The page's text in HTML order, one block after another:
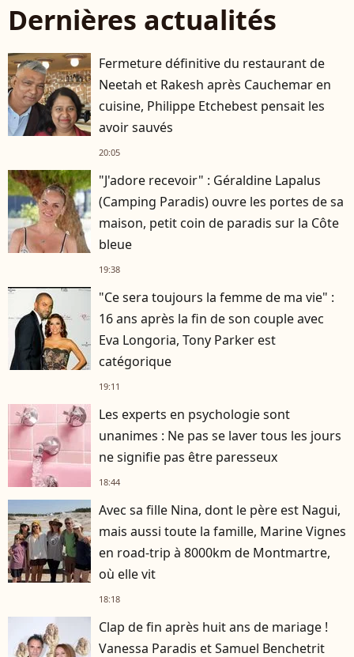
Dernières actualités
Fermeture définitive du restaurant de
Neetah et Rakesh après Cauchemar en
cuisine, Philippe Etchebest pensait les
avoir sauvés
20:05
"J'adore recevoir" : Géraldine Lapalus
(Camping Paradis) ouvre les portes de sa
maison, petit coin de paradis sur la Côte
bleue
19:38
"Ce sera toujours la femme de ma vie" :
16 ans après la fin de son couple avec
Eva Longoria, Tony Parker est
catégorique
19:11
Les experts en psychologie sont
unanimes : Ne pas se laver tous les jours
ne signifie pas être paresseux
18:44
Avec sa fille Nina, dont le père est Nagui,
mais aussi toute la famille, Marine Vignes
en road-trip à 8000km de Montmartre,
où elle vit
18:18
Clap de fin après huit ans de mariage !
Vanessa Paradis et Samuel Benchetrit